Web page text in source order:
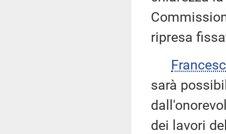
ripresa
sarà
dei lavori